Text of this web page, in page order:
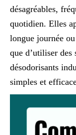
désagréables,
quotidien. Elles
longue journée
que d’utiliser des
désodorisants
simples et